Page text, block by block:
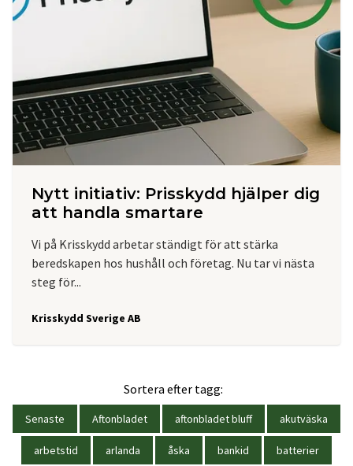
Nytt initiativ: Prisskydd hjälper dig
att handla smartare
Vi på Krisskydd arbetar ständigt för att stärka
beredskapen hos hushåll och företag. Nu tar vi nästa
steg för...
Krisskydd Sverige AB
Sortera efter tagg:
Senaste Aftonbladet aftonbladet bluff akutväska
arbetstid arlanda åska bankid batterier